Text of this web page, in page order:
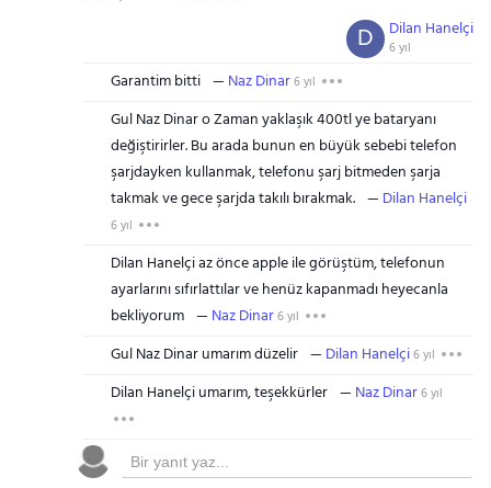
Dilan Hanelçi
6 yıl
D
Garantim bitti Naz Dinar6 yıl
Gul Naz Dinar o Zaman yaklaşık 400tl ye bataryanı
değiştirirler. Bu arada bunun en büyük sebebi telefon
şarjdayken kullanmak, telefonu şarj bitmeden şarja
takmak ve gece şarjda takılı bırakmak.
Dilan Hanelçi
6 yıl
Dilan Hanelçi az önce apple ile görüştüm, telefonun
ayarlarını sıfırlattılar ve henüz kapanmadı heyecanla
bekliyorum
Naz Dinar6 yıl
Gul Naz Dinar umarım düzelir Dilan Hanelçi6 yıl
Dilan Hanelçi umarım, teşekkürler Naz Dinar6 yıl